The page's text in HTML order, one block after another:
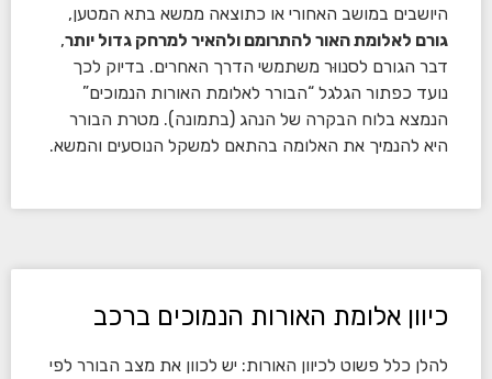
היושבים במושב האחורי או כתוצאה ממשא בתא המטען,
גורם לאלומת האור להתרומם ולהאיר למרחק גדול יותר,
דבר הגורם לסנווּר משתמשי הדרך האחרים. בדיוק לכך
נועד כפתור הגלגל “הבורר לאלומת האורות הנמוכים”
הנמצא בלוח הבקרה של הנהג (בתמונה). מטרת הבורר
היא להנמיך את האלומה בהתאם למשקל הנוסעים והמשא.
כיוון אלומת האורות הנמוכים ברכב
להלן כלל פשוט לכיוון האורות: יש לכוון את מצב הבורר לפי